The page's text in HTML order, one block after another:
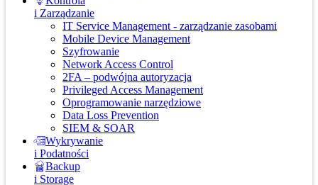
i Zarządzanie
IT Service Management - zarządzanie zasobami
Mobile Device Management
Szyfrowanie
Network Access Control
2FA – podwójna autoryzacja
Privileged Access Management
Oprogramowanie narzędziowe
Data Loss Prevention
SIEM & SOAR
Wykrywanie
i Podatności
Backup
i Storage